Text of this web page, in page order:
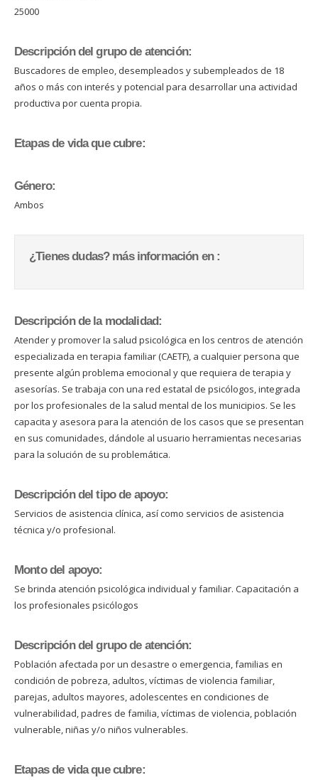
25000
Descripción del grupo de atención:
Buscadores de empleo, desempleados y subempleados de 18
años o más con interés y potencial para desarrollar una actividad
productiva por cuenta propia.
Etapas de vida que cubre:
Género:
Ambos
¿Tienes dudas? más información en :
Descripción de la modalidad:
Atender y promover la salud psicológica en los centros de atención
especializada en terapia familiar (CAETF), a cualquier persona que
presente algún problema emocional y que requiera de terapia y
asesorías. Se trabaja con una red estatal de psicólogos, integrada
por los profesionales de la salud mental de los municipios. Se les
capacita y asesora para la atención de los casos que se presentan
en sus comunidades, dándole al usuario herramientas necesarias
para la solución de su problemática.
Descripción del tipo de apoyo:
Servicios de asistencia clínica, así como servicios de asistencia
técnica y/o profesional.
Monto del apoyo:
Se brinda atención psicológica individual y familiar. Capacitación a
los profesionales psicólogos
Descripción del grupo de atención:
Población afectada por un desastre o emergencia, familias en
condición de pobreza, adultos, víctimas de violencia familiar,
parejas, adultos mayores, adolescentes en condiciones de
vulnerabilidad, padres de familia, víctimas de violencia, población
vulnerable, niñas y/o niños vulnerables.
Etapas de vida que cubre: